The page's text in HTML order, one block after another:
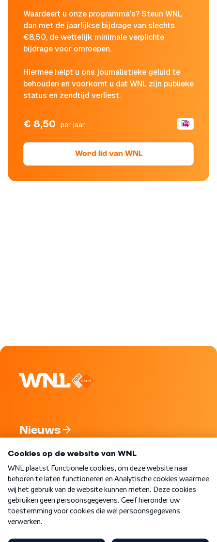
Waardeert u onze programma's? Steun WNL
dan met de jaarlijkse bijdrage van slechts
€8,50, de wettelijk minimale verplichte
bijdrage voor omroepen.
Hiermee helpt u ons journalistieke geluid te
behouden en voorkomt u dat WNL zijn publieke
status en zendtijd verliest.
€ 8,50 per jaar
Word lid van WNL
Nieuws
Nieuwsbrief
Word Lid